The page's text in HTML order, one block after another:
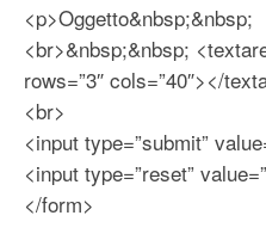
<p>Oggetto&nbsp;&nbsp;
<br>&nbsp;&nbsp;
rows=”3″ cols=”40″></
<br>
<input type=”submit”
<input type=”reset”
</form>